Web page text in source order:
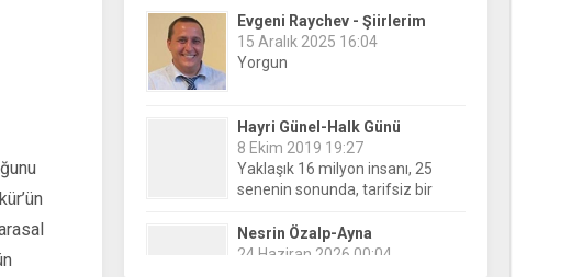
Yorgun
Hayri Günel-Halk Günü
Yaklaşık 16 milyon insanı, 25
senenin sonunda, tarifsiz bir
belirsizliğin ortasına bıraktılar!
Nesrin Özalp-Ayna
24 Haziran 2026 00:04
Festivaller Yapılmazsa Kim
Kaybeder? Üreticiden Esnafa,